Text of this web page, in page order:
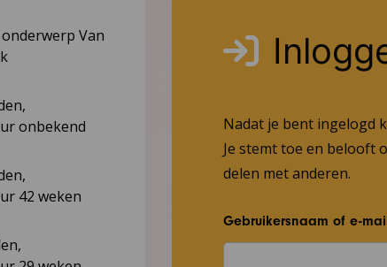
Van
onbekend
42 weken
Nadat je bent ingelogd
Je stemt toe en belooft
delen met anderen.
Gebruikersnaam of e-